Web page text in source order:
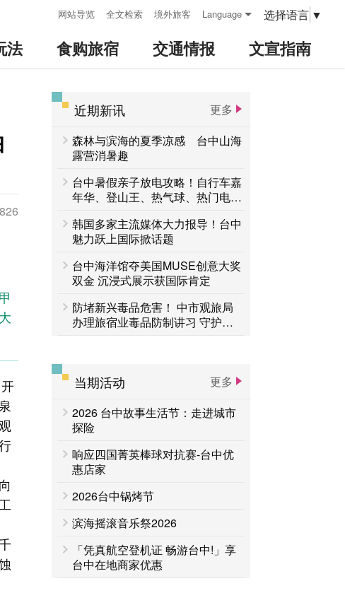
网站导览 全文检索 境外旅客 Language 选择语言 ▼
法 食购旅宿 交通情报 文宣指南
近期新讯
更多
森林与滨海的夏季凉感 台中山海
露营消暑趣
台中暑假亲子放电攻略！自行车嘉
年华、登山王、热气球、热门电影
韩国多家主流媒体大力报导！台中
魅力跃上国际掀话题
台中海洋馆夺美国MUSE创意大奖
双金 沉浸式展示获国际肯定
防堵新兴毒品危害！ 中市观旅局
办理旅宿业毒品防制讲习 守护旅
客安全
当期活动
更多
2026 台中故事生活节：走进城市
探险
响应四国菁英棒球对抗赛-台中优
惠店家
2026台中锅烤节
滨海摇滚音乐祭2026
「凭真航空登机证 畅游台中!」享
台中在地商家优惠